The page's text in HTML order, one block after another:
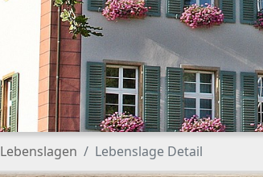
Lebenslagen Lebenslage Detail